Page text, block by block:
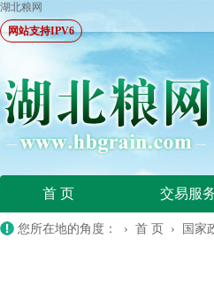
湖北粮网
网站支持IPV6
首 页 交易服
您所在地的角度： › 首 页 › 国家